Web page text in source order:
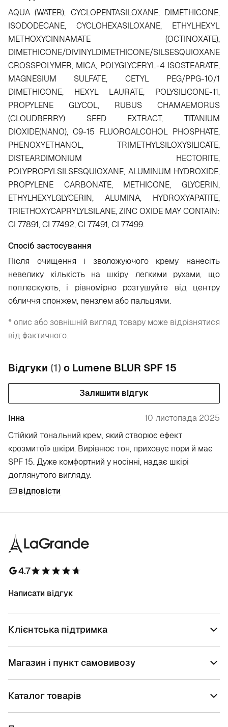
AQUA (WATER), CYCLOPENTASILOXANE, DIMETHICONE,
ISODODECANE, CYCLOHEXASILOXANE, ETHYLHEXYL
METHOXYCINNAMATE (OCTINOXATE),
DIMETHICONE/DIVINYLDIMETHICONE/SILSESQUIOXANE
CROSSPOLYMER, MICA, POLYGLYCERYL-4 ISOSTEARATE,
MAGNESIUM SULFATE, CETYL PEG/PPG-10/1
DIMETHICONE, HEXYL LAURATE, POLYSILICONE-11,
PROPYLENE GLYCOL, RUBUS CHAMAEMORUS
(CLOUDBERRY) SEED EXTRACT, TITANIUM
DIOXIDE(NANO), C9-15 FLUOROALCOHOL PHOSPHATE,
PHENOXYETHANOL, TRIMETHYLSILOXYSILICATE,
DISTEARDIMONIUM HECTORITE,
POLYPROPYLSILSESQUIOXANE, ALUMINUM HYDROXIDE,
PROPYLENE CARBONATE, METHICONE, GLYCERIN,
ETHYLHEXYLGLYCERIN, ALUMINA, HYDROXYAPATITE,
TRIETHOXYCAPRYLYLSILANE, ZINC OXIDE MAY CONTAIN:
CI 77891, CI 77492, CI 77491, CI 77499.
Спосіб застосування
Після очищення і зволожуючого крему нанесіть
невелику кількість на шкіру легкими рухами, що
поплескують, і рівномірно розтушуйте від центру
обличчя спонжем, пензлем або пальцями.
* опис або зовнішній вигляд товару може відрізнятися
від фактичного.
Відгуки (1)о Lumene BLUR SPF 15
Залишити відгук
Інна
10 листопада 2025
Стійкий тональний крем, який створює ефект
«розмитої» шкіри. Вирівнює тон, приховує пори й має
SPF 15. Дуже комфортний у носінні, надає шкірі
доглянутого вигляду.
відповісти
4.7
Написати відгук
Клієнтська підтримка
Магазин і пункт самовивозу
Каталог товарів